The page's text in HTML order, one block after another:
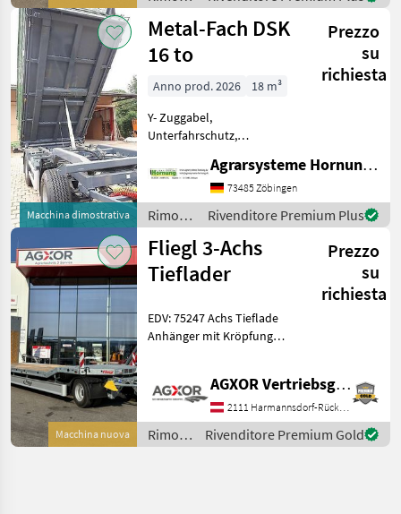
Eigengewicht ca. 810 kg /
Nutzlast 1.
/
Nugent
Macchina dimostrativa
Metal-Fach DSK
16 to
Prezzo
su
richiesta
Anno prod. 2026
18 m³
Y- Zuggabel,
Unterfahrschutz,
Laufsteg vorne. AHK, Tel.
07966 1324 oder e mail Ps
auch als 18 to und Tandem
Numero di assi
(configurazione
Agrarsysteme Hornung GmbH & Co. KG
73485 Zöbingen
Rimorchi
/ Metal-
Fach
Rivenditore Premium Plus
Macchina nuova
Fliegl 3-Achs
Tieflader
Prezzo
su
richiesta
EDV: 75247 Achs Tieflade
Anhänger mit Kröpfung
Schweißkonstruktion
Drehschemel mit kräftigen
Kugeldrehkranz Heckabstüt
AGXOR Vertriebsgesellschaft Ost GmbH
2111 Harmannsdorf-Rückersdorf
Rimorchi
/ Fliegl
Rivenditore Premium Gold